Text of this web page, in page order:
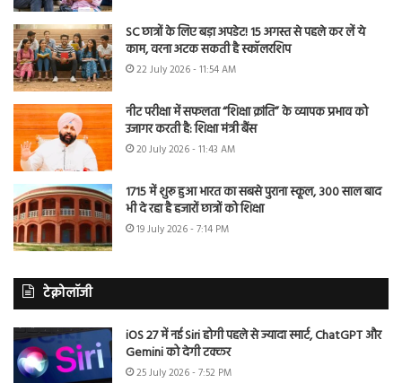
SC छात्रों के लिए बड़ा अपडेट! 15 अगस्त से पहले कर लें ये
काम, वरना अटक सकती है स्कॉलरशिप
22 July 2026 - 11:54 AM
नीट परीक्षा में सफलता “शिक्षा क्रांति” के व्यापक प्रभाव को
उजागर करती है: शिक्षा मंत्री बैंस
20 July 2026 - 11:43 AM
1715 में शुरू हुआ भारत का सबसे पुराना स्कूल, 300 साल बाद
भी दे रहा है हजारों छात्रों को शिक्षा
19 July 2026 - 7:14 PM
टेक्नोलॉजी
iOS 27 में नई Siri होगी पहले से ज्यादा स्मार्ट, ChatGPT और
Gemini को देगी टक्कर
25 July 2026 - 7:52 PM